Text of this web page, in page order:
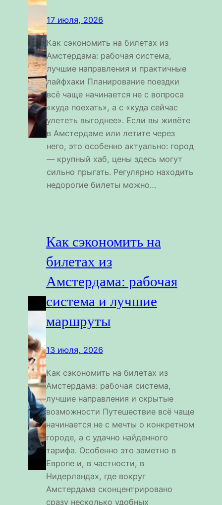
17 июля, 2026
Как сэкономить на билетах из
Амстердама: рабочая система,
лучшие направления и практичные
лайфхаки Планирование поездки
всё чаще начинается не с вопроса
«куда поехать», а с «куда сейчас
улететь выгоднее». Если вы живёте
в Амстердаме или летите через
него, это особенно актуально: город
— крупный хаб, цены здесь могут
сильно прыгать. Регулярно находить
недорогие билеты можно…
Как сэкономить на
билетах из
Амстердама: рабочая
система и лучшие
маршруты
13 июля, 2026
Как сэкономить на билетах из
Амстердама: рабочая система,
лучшие направления и скрытые
возможности Путешествие всё чаще
начинается не с мечты о конкретном
городе, а с удачно найденного
тарифа. Особенно это заметно в
Европе и, в частности, в
Нидерландах, где вокруг
Амстердама сконцентрировано
сразу несколько удобных